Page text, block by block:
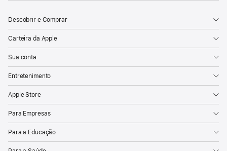
Descobrir e Comprar
Carteira da Apple
Sua conta
Entretenimento
Apple Store
Para Empresas
Para a Educação